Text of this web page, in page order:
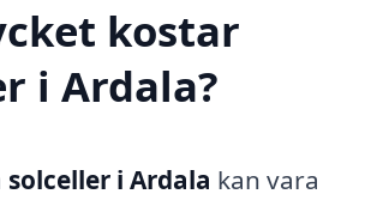
kostar
i Ardala?
solceller i Ardala kan vara